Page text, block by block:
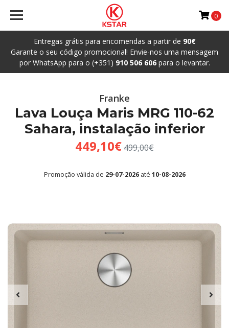
Entregas grátis para encomendas a partir de 90€
Garante o seu código promocional! Envie-nos uma mensagem
por WhatsApp para o (+351) 910 506 606para o levantar.
0
Franke
Lava Louça Maris MRG 110-62
Sahara, instalação inferior
449,10€499,00€
Promoção válida de 29-07-2026até 10-08-2026